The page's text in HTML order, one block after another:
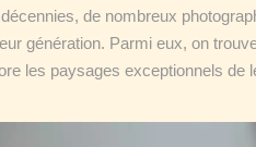
de nombreux
génération. Parmi eux, on
les paysages exceptionnels de